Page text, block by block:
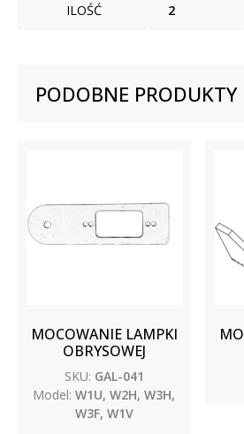
ILOŚĆ 2
PODOBNE PRODUKTY
MOCOWANIE LAMPKI
OBRYSOWEJ
SKU: GAL-041
Model: W1U, W2H, W3H,
W3F, W1V